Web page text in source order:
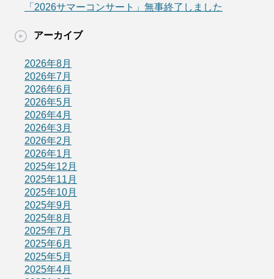
「2026サマーコンサート」無事終了しました
アーカイブ
2026年8月
2026年7月
2026年6月
2026年5月
2026年4月
2026年3月
2026年2月
2026年1月
2025年12月
2025年11月
2025年10月
2025年9月
2025年8月
2025年7月
2025年6月
2025年5月
2025年4月